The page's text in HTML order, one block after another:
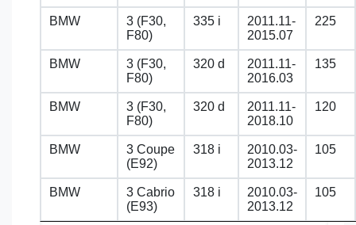
BMW
3 (F30,
F80)
335 i
2011.11-
2015.07
225
BMW
3 (F30,
F80)
320 d
2011.11-
2016.03
135
BMW
3 (F30,
F80)
320 d
2011.11-
2018.10
120
BMW
3 Coupe
(E92)
318 i
2010.03-
2013.12
105
BMW
3 Cabrio
(E93)
318 i
2010.03-
2013.12
105